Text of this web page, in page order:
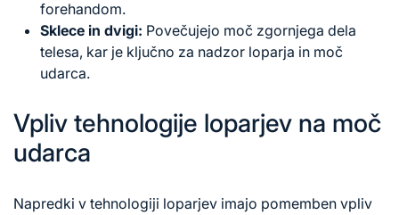
forehandom.
Sklece in dvigi: Povečujejo moč zgornjega dela
telesa, kar je ključno za nadzor loparja in moč
udarca.
Vpliv tehnologije loparjev na moč
udarca
Napredki v tehnologiji loparjev imajo pomemben vpliv